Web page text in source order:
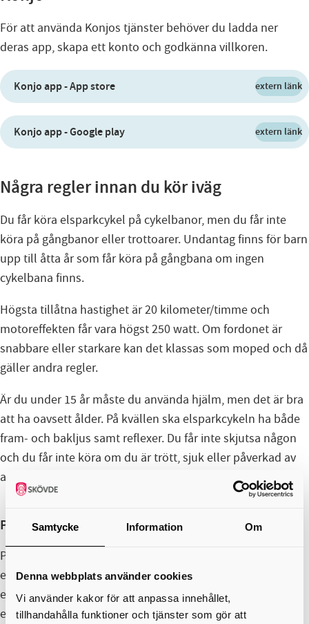
Samtycke Information Om
Denna webbplats använder cookies
Vi använder kakor för att anpassa innehållet,
tillhandahålla funktioner och tjänster som gör att
För att använda Konjos tjänster behöver du ladda ner
deras app, skapa ett konto och godkänna villkoren.
Konjo app - App store extern länk
Konjo app - Google play extern länk
Några regler innan du kör iväg
Du får köra elsparkcykel på cykelbanor, men du får inte
köra på gångbanor eller trottoarer. Undantag finns för barn
upp till åtta år som får köra på gångbana om ingen
cykelbana finns.
Högsta tillåtna hastighet är 20 kilometer/timme och
motoreffekten får vara högst 250 watt. Om fordonet är
snabbare eller starkare kan det klassas som moped och då
gäller andra regler.
Är du under 15 år måste du använda hjälm, men det är bra
att ha oavsett ålder. På kvällen ska elsparkcykeln ha både
fram- och bakljus samt reflexer. Du får inte skjutsa någon
och du får inte köra om du är trött, sjuk eller påverkad av
alkohol.
Parkera rätt för allas säkerhet
Parkera på anvisade platser. Du får inte lämna
elsparkcykeln på gångbanor, cykelbanor eller trottoarer
eftersom de kan vara i vägen för fotgängare, barnvagnar
eller personer med funktionsvariationer.